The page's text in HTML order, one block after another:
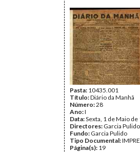
Pasta: 10435.001
Título:Diário da Manhã
Número:28
Ano:I
Data:Sexta, 1 de Maio de
Directores: Garcia Pulido
Fundo: Garcia Pulido
Tipo Documental:
Página(s): 19